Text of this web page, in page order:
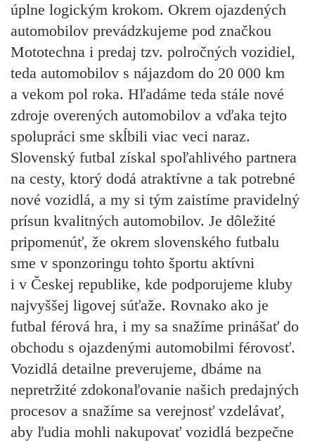
úplne logickým krokom. Okrem ojazdených
automobilov prevádzkujeme pod značkou
Mototechna i predaj tzv. polročných vozidiel,
teda automobilov s nájazdom do 20 000 km
a vekom pol roka. Hľadáme teda stále nové
zdroje overených automobilov a vďaka tejto
spolupráci sme skĺbili viac veci naraz.
Slovenský futbal získal spoľahlivého partnera
na cesty, ktorý dodá atraktívne a tak potrebné
nové vozidlá, a my si tým zaistíme pravidelný
prísun kvalitných automobilov. Je dôležité
pripomenúť, že okrem slovenského futbalu
sme v sponzoringu tohto športu aktívni
i v Českej republike, kde podporujeme kluby
najvyššej ligovej súťaže. Rovnako ako je
futbal férová hra, i my sa snažíme prinášať do
obchodu s ojazdenými automobilmi férovosť.
Vozidlá detailne preverujeme, dbáme na
nepretržité zdokonaľovanie našich predajných
procesov a snažíme sa verejnosť vzdelávať,
aby ľudia mohli nakupovať vozidlá bezpečne